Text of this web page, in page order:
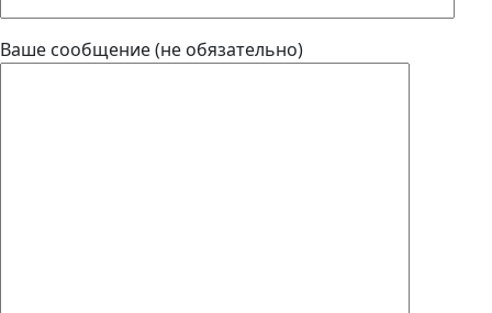
Ваше сообщение (не обязательно)